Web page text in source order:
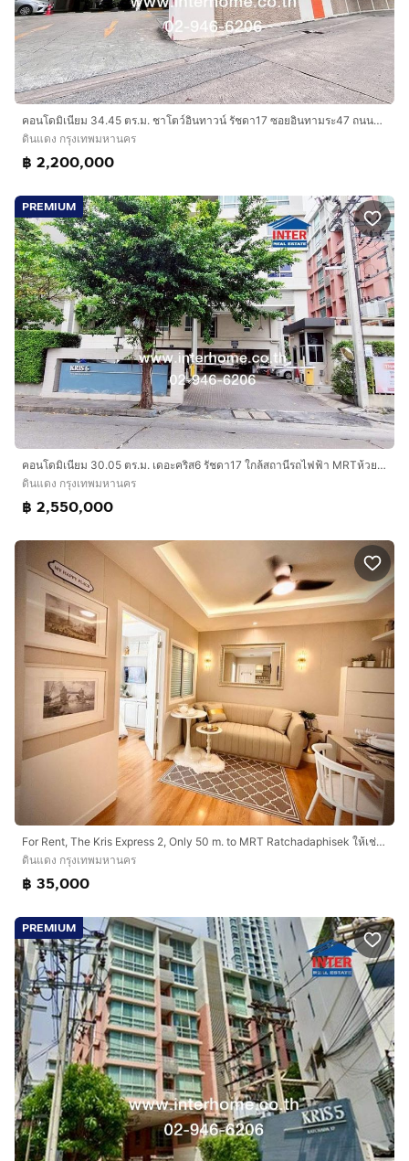
คอนโดมิเนียม 34.45 ตร.ม. ชาโตว์อินทาวน์ รัชดา17 ซอยอินทามระ47 ถนนรัชดาภิเษก ถนนประชาสุข เขตดินแดง กรุงเทพมหานคร
ดินแดง กรุงเทพมหานคร
฿ 2,200,000
PREMIUM
คอนโดมิเนียม 30.05 ตร.ม. เดอะคริส6 รัชดา17 ใกล้สถานีรถไฟฟ้า MRTห้วยขวาง ซอยรัชดาภิเษก17 ถนนรัชดาภิเษก ถนนสุทธิสาร เขตดินแดง กรุงเทพมหานคร
ดินแดง กรุงเทพมหานคร
฿ 2,550,000
For Rent, The Kris Express 2, Only 50 m. to MRT Ratchadaphisek ให้เช่าคอนโด เดอะคริส เอ็กซ์เพรส 2 ติดรถไฟใต้ดินรัชดา 50 แต่งสวยมาก 2br, 35,000 Modern
ดินแดง กรุงเทพมหานคร
฿ 35,000
PREMIUM